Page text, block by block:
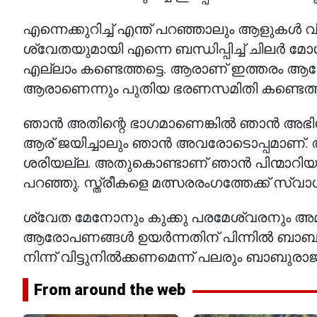
എന്നെക്കുറിച്ച് എന്ത് പറഞ്ഞാലും
ശ്വേതയുമായി എന്നെ ബന്ധിപ്പിച്ച് ചിലർ
എല്ലാം കണ്ടെത്തട്ടെ. ആരാണ് ഇത്തരം
ആരാണെന്നും പുതിയ ഭരണസമിതി
ഞാൻ അതിന്റെ ഭാഗമാണെങ്കിൽ ഞാൻ
ആര് ജയിച്ചാലും ഞാൻ
ശരിയല്ല. അതുകൊണ്ടാണ് ഞാൻ
പറഞ്ഞു. സ്ത്രീകളെ മത്സരരംഗത്തേക്ക്
ശ്വേത മേനോനും കുക്കു പരമേശ്വരനും അമ്മ
ആരോപണങ്ങൾ ഉയർന്നതിന് പിന്നിൽ
നിന്ന് വിട്ടുനിൽക്കണമെന്ന് പലരും
From around the web